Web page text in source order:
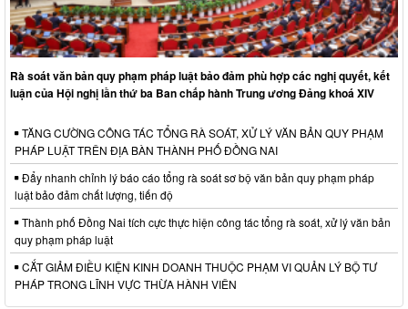
Rà soát văn bản quy phạm pháp luật bảo đảm phù hợp các nghị quyết, kết
luận của Hội nghị lần thứ ba Ban chấp hành Trung ương Đảng khoá XIV
TĂNG CƯỜNG CÔNG TÁC TỔNG RÀ SOÁT, XỬ LÝ VĂN BẢN QUY PHẠM
PHÁP LUẬT TRÊN ĐỊA BÀN THÀNH PHỐ ĐỒNG NAI
Đẩy nhanh chỉnh lý báo cáo tổng rà soát sơ bộ văn bản quy phạm pháp
luật bảo đảm chất lượng, tiến độ
Thành phố Đồng Nai tích cực thực hiện công tác tổng rà soát, xử lý văn bản
quy phạm pháp luật
CẮT GIẢM ĐIỀU KIỆN KINH DOANH THUỘC PHẠM VI QUẢN LÝ BỘ TƯ
PHÁP TRONG LĨNH VỰC THỪA HÀNH VIÊN